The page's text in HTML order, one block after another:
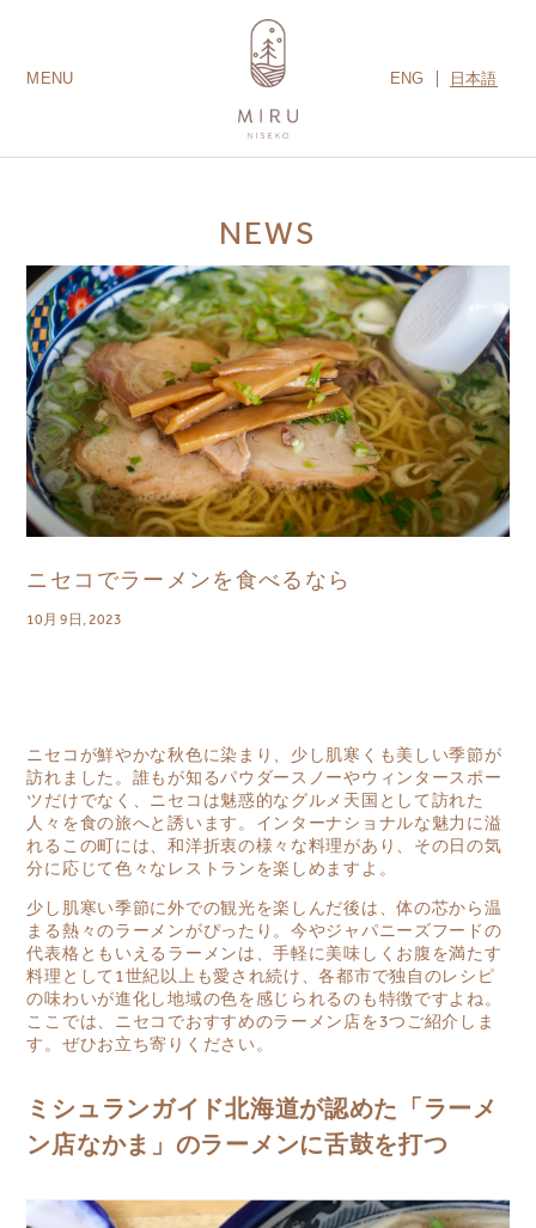
MENU ENG 日本語
CONTACT US
NEWS
ニセコでラーメンを食べるなら
10月 9日, 2023
ニセコが鮮やかな秋色に染まり、少し肌寒くも美しい季節が
訪れました。誰もが知るパウダースノーやウィンタースポー
ツだけでなく、ニセコは魅惑的なグルメ天国として訪れた
人々を食の旅へと誘います。インターナショナルな魅力に溢
れるこの町には、和洋折衷の様々な料理があり、その日の気
分に応じて色々なレストランを楽しめますよ。
少し肌寒い季節に外での観光を楽しんだ後は、体の芯から温
まる熱々のラーメンがぴったり。今やジャパニーズフードの
代表格ともいえるラーメンは、手軽に美味しくお腹を満たす
料理として1世紀以上も愛され続け、各都市で独自のレシピ
の味わいが進化し地域の色を感じられるのも特徴ですよね。
ここでは、ニセコでおすすめのラーメン店を3つご紹介しま
す。ぜひお立ち寄りください。
ミシュランガイド北海道が認めた「ラーメ
ン店なかま」のラーメンに舌鼓を打つ